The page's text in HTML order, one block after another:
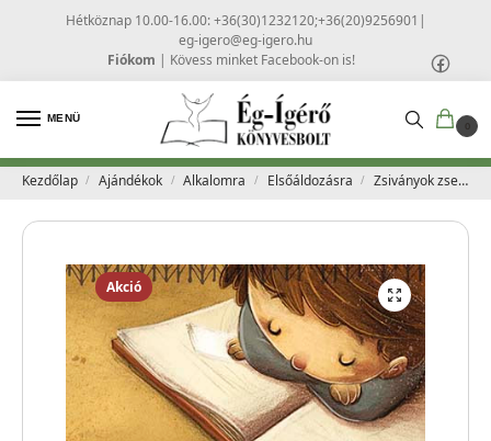
Hétköznap 10.00-16.00: +36(30)1232120;+36(20)9256901 |
eg-igero@eg-igero.hu
Fiókom | Kövess minket Facebook-on is!
MENÜ
0
Kezdőlap / Ajándékok / Alkalomra / Elsőáldozásra / Zsiványok zsebkönyve – Andreas Fett Ebben a könyvben kilenc érdekes történetet t
Akció